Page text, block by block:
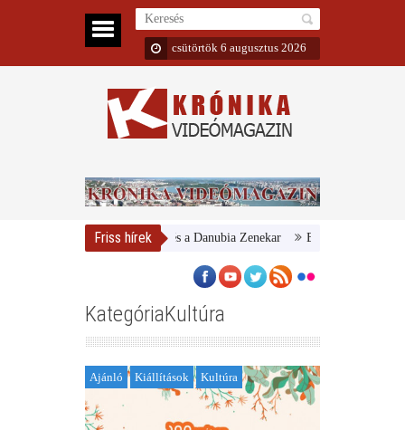
csütörtök 6 augusztus 2026
Friss hírek
Magyar Nemzeti Galéria és a Danubia Zenekar Bemutatta 2024/25-ös
KategóriaKultúra
Ajánló Kiállítások Kultúra